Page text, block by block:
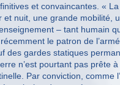
et convaincantes. «
et nuit, une grande mobilité,
– tant humain
le patron de
des gardes statiques
n’est pourtant pas prête
Par conviction, comme